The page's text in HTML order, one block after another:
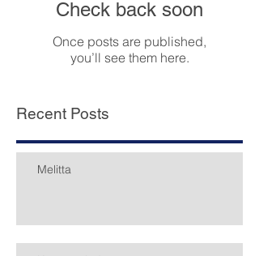
Check back soon
Once posts are published,
you’ll see them here.
Recent Posts
Melitta